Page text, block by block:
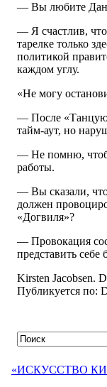
— Вы любите
— Я счастлив,
тарелке только
политикой
каждом углу.
«Не могу
— После
тайм-аут, но
— Не помню,
работы.
— Вы сказали,
должен
«Догвиля»?
— Провокация
представить
Kirsten Jacobsen.
Публикуется по:
«ИСКУССТВО